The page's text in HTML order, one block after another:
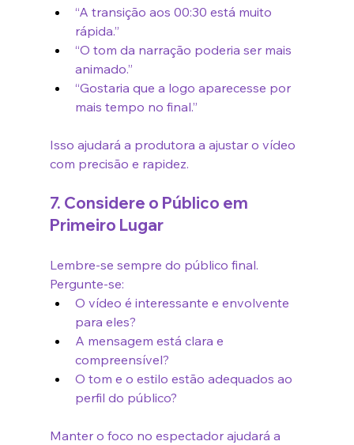
“A transição aos 00:30 está muito
rápida.”
“O tom da narração poderia ser mais
animado.”
“Gostaria que a logo aparecesse por
mais tempo no final.”
Isso ajudará a produtora a ajustar o vídeo
com precisão e rapidez.
7. Considere o Público em
Primeiro Lugar
Lembre-se sempre do público final.
Pergunte-se:
O vídeo é interessante e envolvente
para eles?
A mensagem está clara e
compreensível?
O tom e o estilo estão adequados ao
perfil do público?
Manter o foco no espectador ajudará a